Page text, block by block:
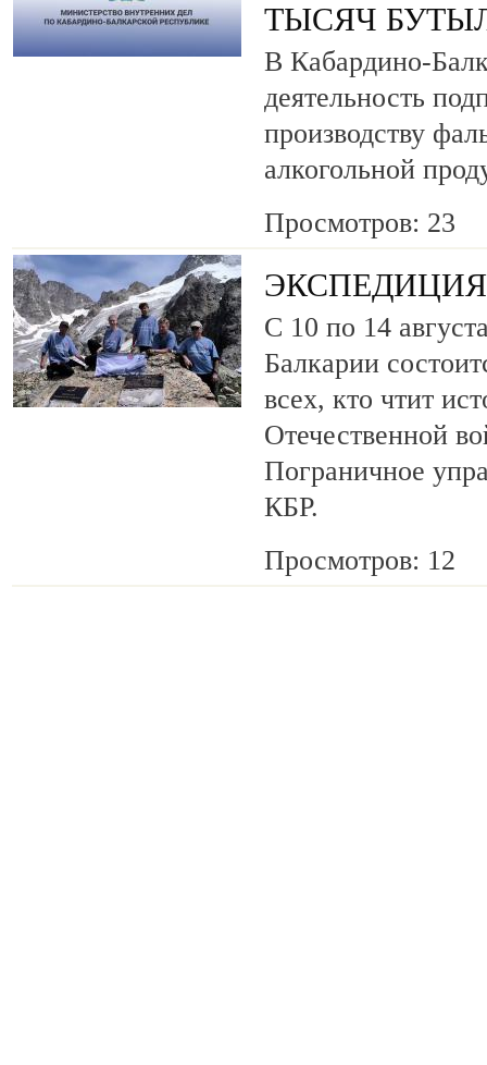
ТЫСЯЧ
В Кабардино-
деятельность
производству
алкогольной
Просмотров: 23
С 10 по 14
Балкарии
всех, кто чтит
Отечественной
Пограничное
КБР.
Просмотров: 12